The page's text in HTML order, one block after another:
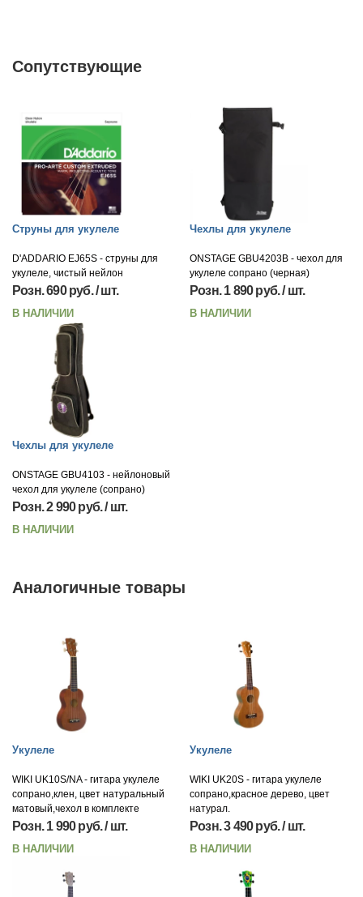
Сопутствующие
Струны для укулеле
D'ADDARIO EJ65S - струны для
укулеле, чистый нейлон
Розн. 690 руб. / шт.
В НАЛИЧИИ
Чехлы для укулеле
ONSTAGE GBU4203B - чехол для
укулеле сопрано (черная)
Розн. 1 890 руб. / шт.
В НАЛИЧИИ
Чехлы для укулеле
ONSTAGE GBU4103 - нейлоновый
чехол для укулеле (сопрано)
Розн. 2 990 руб. / шт.
В НАЛИЧИИ
Аналогичные товары
Укулеле
WIKI UK10S/NA - гитара укулеле
сопрано,клен, цвет натуральный
матовый,чехол в комплекте
Розн. 1 990 руб. / шт.
В НАЛИЧИИ
Укулеле
WIKI UK20S - гитара укулеле
сопрано,красное дерево, цвет
натурал.
Розн. 3 490 руб. / шт.
В НАЛИЧИИ